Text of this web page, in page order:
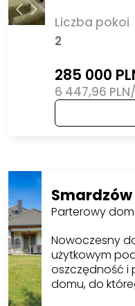
Liczba pokoi
2
285 000
6 447,96
Smardzów
Parterowy
Nowoczesny
użytkowym
oszczędność i
domu, do